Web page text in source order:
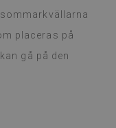
placeras på
gå på den